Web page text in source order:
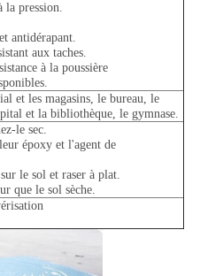
la pression.
antidérapant.
aux taches.
à la poussière
et les magasins, le bureau, le
et la bibliothèque, le gymnase.
le sec.
époxy et l'agent de
le sol et raser à plat.
que le sol sèche.